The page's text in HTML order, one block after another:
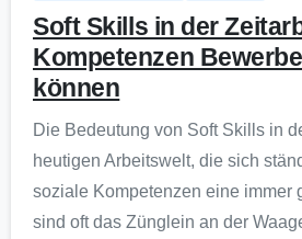
Soft Skills in der
Kompetenzen
können
Die Bedeutung von Soft Skills in
heutigen Arbeitswelt, die sich
soziale Kompetenzen eine immer
sind oft das Zünglein an der